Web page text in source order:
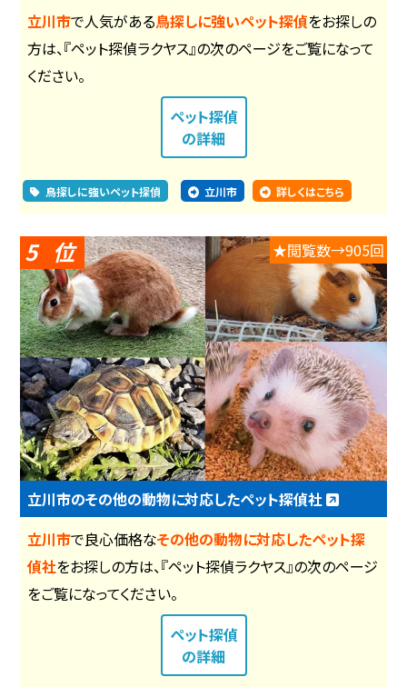
立川市で人気がある鳥探しに強いペット探偵をお探しの
方は、『ペット探偵ラクヤス』の次のページをご覧になって
ください。
ペット探偵
の詳細
鳥探しに強いペット探偵 立川市 詳しくはこちら
5 ★閲覧数→905回
立川市のその他の動物に対応したペット探偵社
立川市で良心価格なその他の動物に対応したペット探
偵社をお探しの方は、『ペット探偵ラクヤス』の次のページ
をご覧になってください。
ペット探偵
の詳細